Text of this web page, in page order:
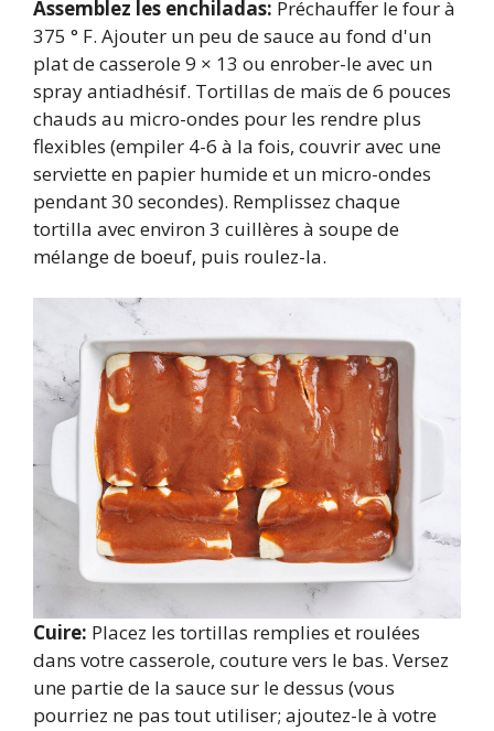
Assemblez les enchiladas: Préchauffer le four à
375 ° F. Ajouter un peu de sauce au fond d'un
plat de casserole 9 × 13 ou enrober-le avec un
spray antiadhésif. Tortillas de maïs de 6 pouces
chauds au micro-ondes pour les rendre plus
flexibles (empiler 4-6 à la fois, couvrir avec une
serviette en papier humide et un micro-ondes
pendant 30 secondes). Remplissez chaque
tortilla avec environ 3 cuillères à soupe de
mélange de boeuf, puis roulez-la.
Cuire: Placez les tortillas remplies et roulées
dans votre casserole, couture vers le bas. Versez
une partie de la sauce sur le dessus (vous
pourriez ne pas tout utiliser; ajoutez-le à votre